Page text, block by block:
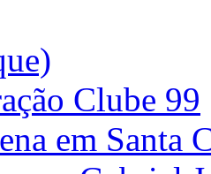
Clube 99
em Santa